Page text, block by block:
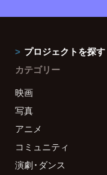
プロジェクトを探す
カテゴリー
映画
写真
アニメ
コミュニティ
演劇・ダンス